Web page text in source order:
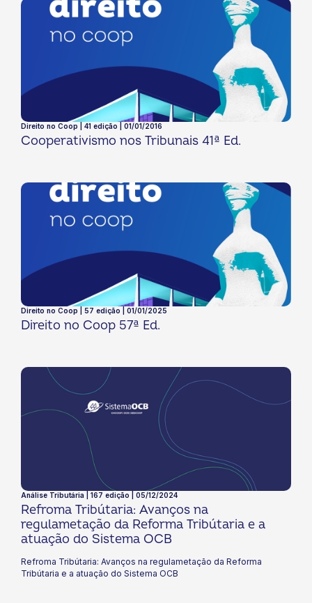
Direito no Coop | 41 edição | 01/01/2016
Cooperativismo nos Tribunais 41ª Ed.
Direito no Coop | 57 edição | 01/01/2025
Direito no Coop 57ª Ed.
Análise Tributária | 167 edição | 05/12/2024
Refroma Tribútaria: Avanços na
regulametação da Reforma Tribútaria e a
atuação do Sistema OCB
Refroma Tribútaria: Avanços na regulametação da Reforma
Tribútaria e a atuação do Sistema OCB